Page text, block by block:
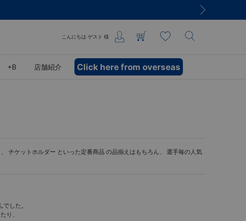
こんにちは ゲスト 様
+B 店舗紹介 Click here from overseas
、 チケットホルダー といった定番商品 の品揃えはもちろん、 選手毎の人気
した。
り、